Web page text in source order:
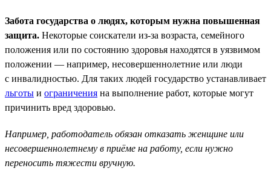
Забота государства о людях, которым нужна повышенная
защита. Некоторые соискатели из-за возраста, семейного
положения или по состоянию здоровья находятся в уязвимом
положении — например, несовершеннолетние или люди
с инвалидностью. Для таких людей государство устанавливает
льготы и ограничения на выполнение работ, которые могут
причинить вред здоровью.
Например, работодатель обязан отказать женщине или
несовершеннолетнему в приёме на работу, если нужно
переносить тяжести вручную.